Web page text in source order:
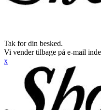
Tak for din besked.
Vi vender tilbage på e-mail
x